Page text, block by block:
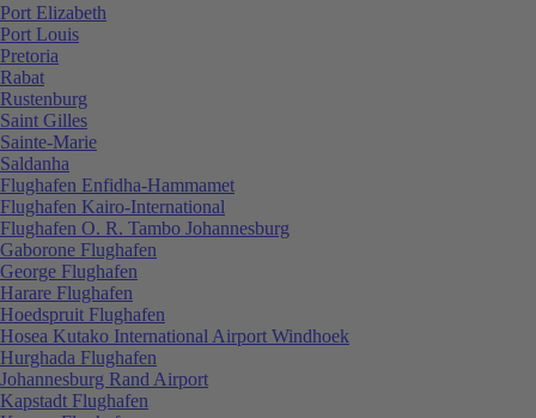
Port Elizabeth
Port Louis
Pretoria
Rabat
Rustenburg
Saint Gilles
Sainte-Marie
Saldanha
Flughafen Enfidha-Hammamet
Flughafen Kairo-International
Flughafen O. R. Tambo Johannesburg
Gaborone Flughafen
George Flughafen
Harare Flughafen
Hoedspruit Flughafen
Hosea Kutako International Airport Windhoek
Hurghada Flughafen
Johannesburg Rand Airport
Kapstadt Flughafen